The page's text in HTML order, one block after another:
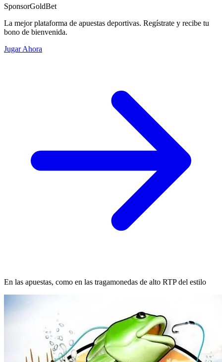
SponsorGoldBet
La mejor plataforma de apuestas deportivas. Regístrate y recibe tu
bono de bienvenida.
Jugar Ahora
En las apuestas, como en las tragamonedas de alto RTP del estilo